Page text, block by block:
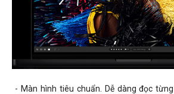
- Màn hình tiêu chuẩn. Dễ dàng đọc